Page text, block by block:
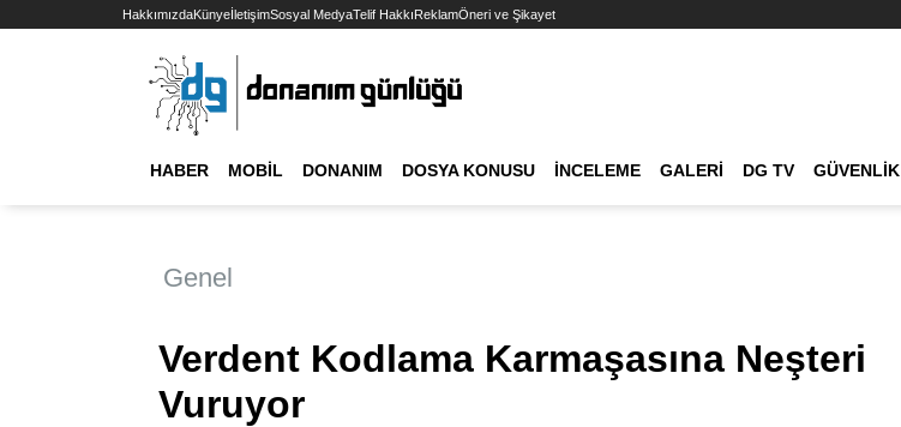
HakkımızdaKünyeİletişimSosyal MedyaTelif HakkıReklamÖneri ve Şikayet
HABER MOBIL DONANIM DOSYA KONUSU İNCELEME GALERI DG TV GÜVENLIK
Genel
Verdent Kodlama Karmaşasına Neşteri
Vuruyor